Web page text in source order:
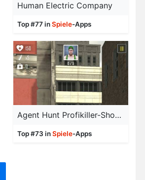
Human Electric Company
Top #77 inSpiele-Apps
Agent Hunt Profikiller-Shooter
Top #73 inSpiele-Apps